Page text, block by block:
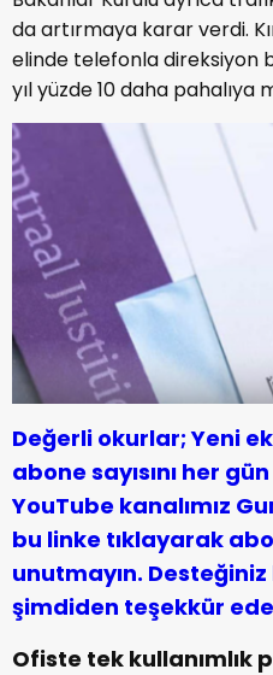
da artırmaya karar verdi.
elinde telefonla direksiyon
yıl yüzde 10 daha pahalıya
Değerli okurlar; Yeni
abone sayısını her
YouTube kanalımız
bu linke tıklayarak
unutmayın.
şimdiden teşekkür
Ofiste tek kullanımlık